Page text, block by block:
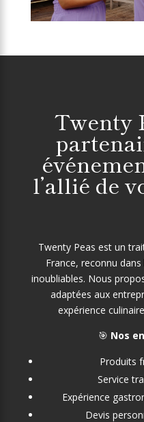
Twenty
l’allié de
Twenty Peas est un
France, reconnu dans
inoubliables. Nous
adaptées aux
expérience
🎯 Nos
Produits
Service
Expérience
Devis